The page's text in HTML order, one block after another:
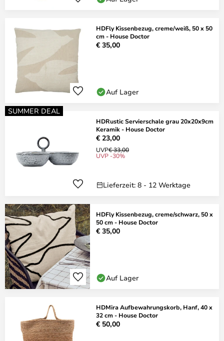
HDFly Kissenbezug, creme/weiß, 50 x 50
cm - House Doctor
€ 35,00
Auf Lager
SUMMER DEAL
HDRustic Servierschale grau 20x20x9cm
Keramik - House Doctor
€ 23,00
UVP€ 33,00
UVP -30%
Lieferzeit: 8 - 12 Werktage
HDFly Kissenbezug, creme/schwarz, 50 x
50 cm - House Doctor
€ 35,00
Auf Lager
HDMira Aufbewahrungskorb, Hanf, 40 x
32 cm - House Doctor
€ 50,00